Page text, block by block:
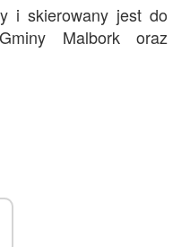
i skierowany jest do
Malbork oraz